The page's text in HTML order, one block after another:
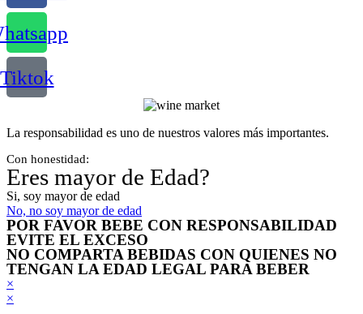
Tiktok
La responsabilidad es uno de nuestros valores más importantes.
Con honestidad:
Eres mayor de Edad?
Si, soy mayor de edad
No, no soy mayor de edad
POR FAVOR BEBE CON RESPONSABILIDAD
EVITE EL EXCESO
NO COMPARTA BEBIDAS CON QUIENES NO
TENGAN LA EDAD LEGAL PARA BEBER
×
×